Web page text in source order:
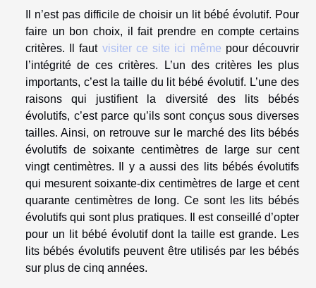
Il n’est pas difficile de choisir un lit bébé évolutif. Pour
faire un bon choix, il fait prendre en compte certains
critères. Il faut visiter ce site ici même pour découvrir
l’intégrité de ces critères. L’un des critères les plus
importants, c’est la taille du lit bébé évolutif. L’une des
raisons qui justifient la diversité des lits bébés
évolutifs, c’est parce qu’ils sont conçus sous diverses
tailles. Ainsi, on retrouve sur le marché des lits bébés
évolutifs de soixante centimètres de large sur cent
vingt centimètres. Il y a aussi des lits bébés évolutifs
qui mesurent soixante-dix centimètres de large et cent
quarante centimètres de long. Ce sont les lits bébés
évolutifs qui sont plus pratiques. Il est conseillé d’opter
pour un lit bébé évolutif dont la taille est grande. Les
lits bébés évolutifs peuvent être utilisés par les bébés
sur plus de cinq années.